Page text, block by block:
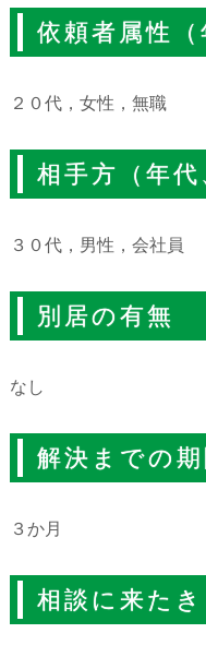
依頼者属性（
２０代，女性，無職
相手方（年代
３０代，男性，会社員
別居の有無
なし
解決までの期
３か月
相談に来た